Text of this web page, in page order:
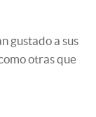
gustado a sus
otras que